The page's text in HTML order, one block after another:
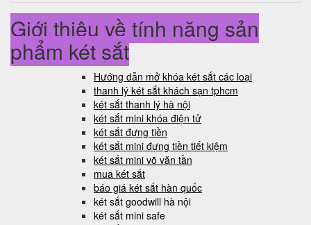
Giới thiệu về tính năng sản
phẩm két sắt
Hướng dẫn mở khóa két sắt các loại
thanh lý két sắt khách sạn tphcm
két sắt thanh lý hà nội
két sắt mini khóa điện tử
két sắt đựng tiền
két sắt mini đựng tiền tiết kiệm
két sắt mini võ văn tần
mua két sắt
báo giá két sắt hàn quốc
két sắt goodwill hà nội
két sắt mini safe